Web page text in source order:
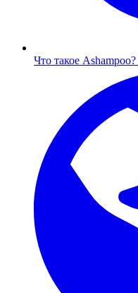
Что такое Ashampoo?